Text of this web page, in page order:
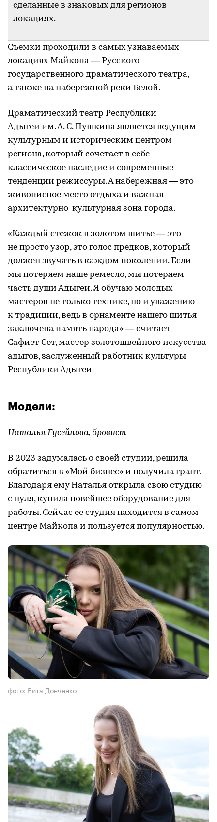
сделанные в знаковых для регионов
локациях.
Съемки проходили в самых узнаваемых
локациях Майкопа — Русского
государственного драматического театра,
а также на набережной реки Белой.
Драматический театр Республики
Адыгеи им. А. С. Пушкина является ведущим
культурным и историческим центром
региона, который сочетает в себе
классическое наследие и современные
тенденции режиссуры. А набережная — это
живописное место отдыха и важная
архитектурно-культурная зона города.
«Каждый стежок в золотом шитье — это
не просто узор, это голос предков, который
должен звучать в каждом поколении. Если
мы потеряем наше ремесло, мы потеряем
часть души Адыгеи. Я обучаю молодых
мастеров не только технике, но и уважению
к традиции, ведь в орнаменте нашего шитья
заключена память народа» — считает
Сафиет Сет, мастер золотошвейного искусства
адыгов, заслуженный работник культуры
Республики Адыгеи
Модели:
Наталья Гусейнова, бровист
В 2023 задумалась о своей студии, решила
обратиться в «Мой бизнес» и получила грант.
Благодаря ему Наталья открыла свою студию
с нуля, купила новейшее оборудование для
работы. Сейчас ее студия находится в самом
центре Майкопа и пользуется популярностью.
фото: Вита Донченко